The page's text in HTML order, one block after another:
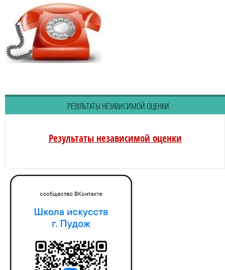
РЕЗУЛЬТАТЫ НЕЗАВИСИМОЙ ОЦЕНКИ
Результаты независимой оценки